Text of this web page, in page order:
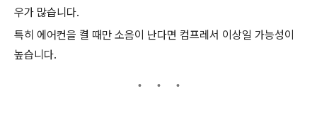
우가 많습니다.
특히 에어컨을 켤 때만 소음이 난다면 컴프레서 이상일 가능성이
높습니다.